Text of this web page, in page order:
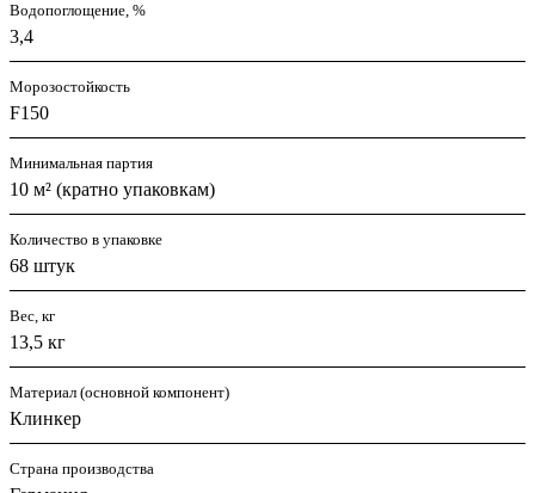
Водопоглощение, %
3,4
Морозостойкость
F150
Минимальная партия
10 м² (кратно упаковкам)
Количество в упаковке
68 штук
Вес, кг
13,5 кг
Материал (основной компонент)
Клинкер
Страна производства